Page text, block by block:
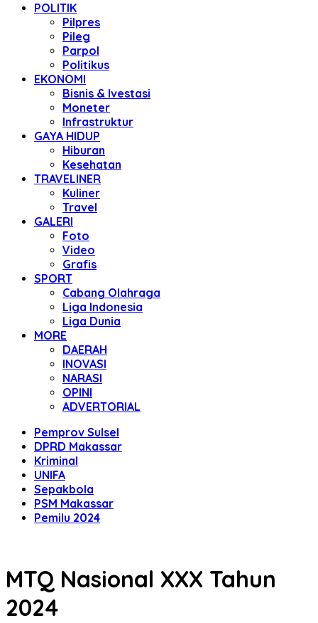
POLITIK
Pilpres
Pileg
Parpol
Politikus
EKONOMI
Bisnis & Ivestasi
Moneter
Infrastruktur
GAYA HIDUP
Hiburan
Kesehatan
TRAVELINER
Kuliner
Travel
GALERI
Foto
Video
Grafis
SPORT
Cabang Olahraga
Liga Indonesia
Liga Dunia
MORE
DAERAH
INOVASI
NARASI
OPINI
ADVERTORIAL
Pemprov Sulsel
DPRD Makassar
Kriminal
UNIFA
Sepakbola
PSM Makassar
Pemilu 2024
MTQ Nasional XXX Tahun
2024